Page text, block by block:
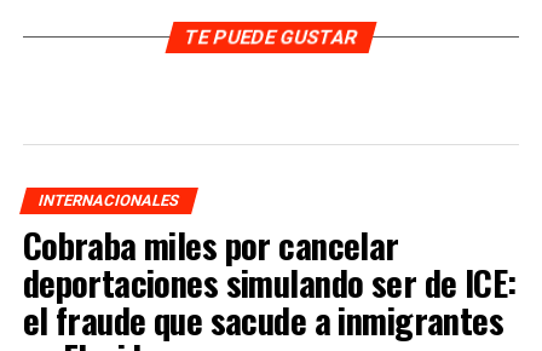
TE PUEDE GUSTAR
INTERNACIONALES
Cobraba miles por cancelar
deportaciones simulando ser de ICE:
el fraude que sacude a inmigrantes